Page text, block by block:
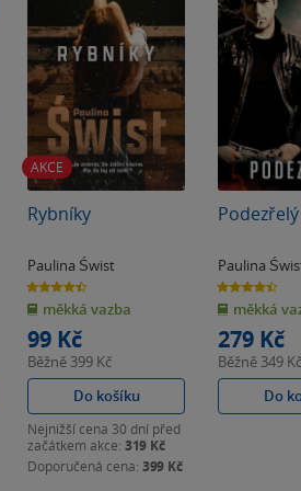
AKCE
Rybníky
Paulina Świst
4.5
z
5
hvězdiček
měkká vazba
99 Kč
Běžně 399 Kč
Do košíku
Nejnižší cena 30 dní před
začátkem akce: 319 Kč
Doporučená cena: 399 Kč
Podezřelý
Paulina
4.4
z
5
hvězdiček
měkká
279 Kč
Běžně 349 Kč
Do